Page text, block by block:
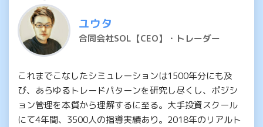
ユウタ
合同会社SOL【CEO】・トレーダー
これまでこなしたシミュレーションは1500年分にも及
び、あらゆるトレードパターンを研究し尽くし、ポジシ
ョン管理を本質から理解するに至る。大手投資スクール
にて4年間、3500人の指導実績あり。2018年のリアルト